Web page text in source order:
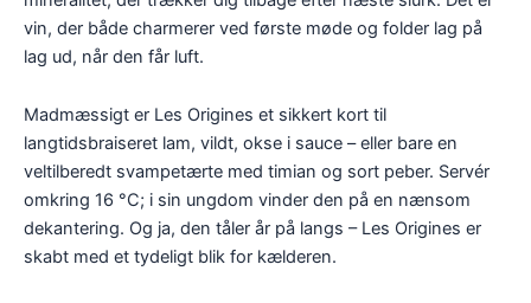
vin, der både charmerer ved første møde og folder lag på
lag ud, når den får luft.
Madmæssigt er Les Origines et sikkert kort til
langtidsbraiseret lam, vildt, okse i sauce – eller bare en
veltilberedt svampetærte med timian og sort peber. Servér
omkring 16 °C; i sin ungdom vinder den på en nænsom
dekantering. Og ja, den tåler år på langs – Les Origines er
skabt med et tydeligt blik for kælderen.